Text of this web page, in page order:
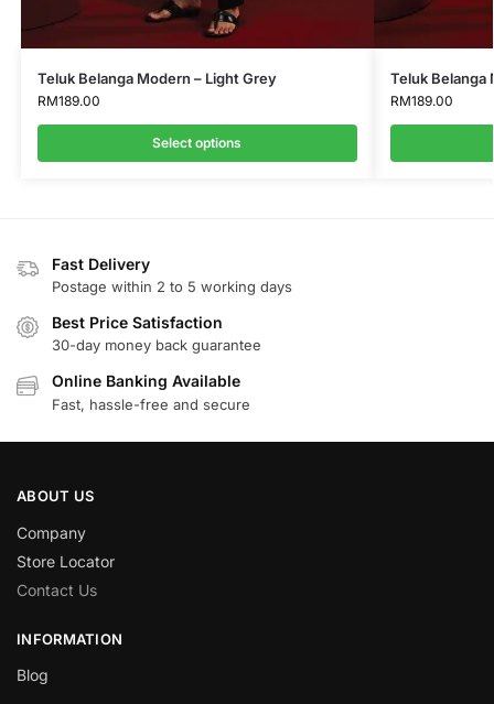
Teluk Belanga Modern – Light Grey
RM189.00
Select options
Teluk Belanga
RM189.00
Fast Delivery
Postage within 2 to 5 working days
Best Price Satisfaction
30-day money back guarantee
Online Banking Available
Fast, hassle-free and secure
ABOUT US
Company
Store Locator
Contact Us
INFORMATION
Blog